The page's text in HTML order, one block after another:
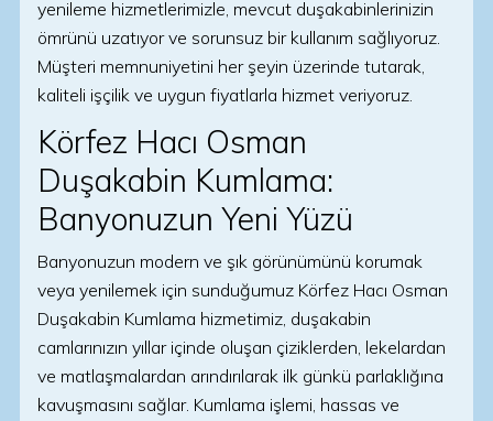
yenileme hizmetlerimizle, mevcut duşakabinlerinizin
ömrünü uzatıyor ve sorunsuz bir kullanım sağlıyoruz.
Müşteri memnuniyetini her şeyin üzerinde tutarak,
kaliteli işçilik ve uygun fiyatlarla hizmet veriyoruz.
Körfez Hacı Osman
Duşakabin Kumlama:
Banyonuzun Yeni Yüzü
Banyonuzun modern ve şık görünümünü korumak
veya yenilemek için sunduğumuz Körfez Hacı Osman
Duşakabin Kumlama hizmetimiz, duşakabin
camlarınızın yıllar içinde oluşan çiziklerden, lekelardan
ve matlaşmalardan arındırılarak ilk günkü parlaklığına
kavuşmasını sağlar. Kumlama işlemi, hassas ve